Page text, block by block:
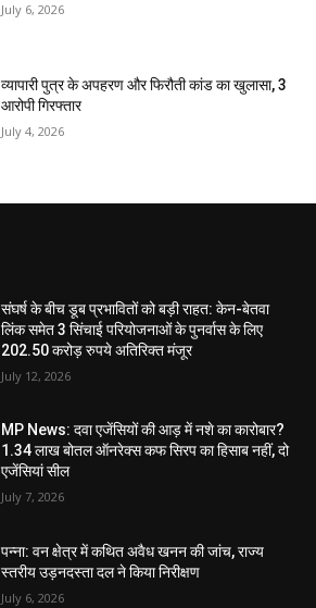
July 6, 2026
व्यापारी पुत्र के अपहरण और फिरौती कांड का खुलासा, 3
आरोपी गिरफ्तार
July 4, 2026
संघर्ष के बीच डूब प्रभावितों को बड़ी राहत: केन-बेतवा
लिंक समेत 3 सिंचाई परियोजनाओं के पुनर्वास के लिए
202.50 करोड़ रुपये अतिरिक्त मंजूर
July 12, 2026
MP News: दवा एजेंसियों की आड़ में नशे का कारोबार?
1.34 लाख बोतल ऑनरेक्स कफ सिरप का हिसाब नहीं, दो
एजेंसियां सील
July 7, 2026
पन्ना: वन क्षेत्र में कथित अवैध खनन की जांच, राज्य
स्तरीय उड़नदस्ता दल ने किया निरीक्षण
July 6, 2026